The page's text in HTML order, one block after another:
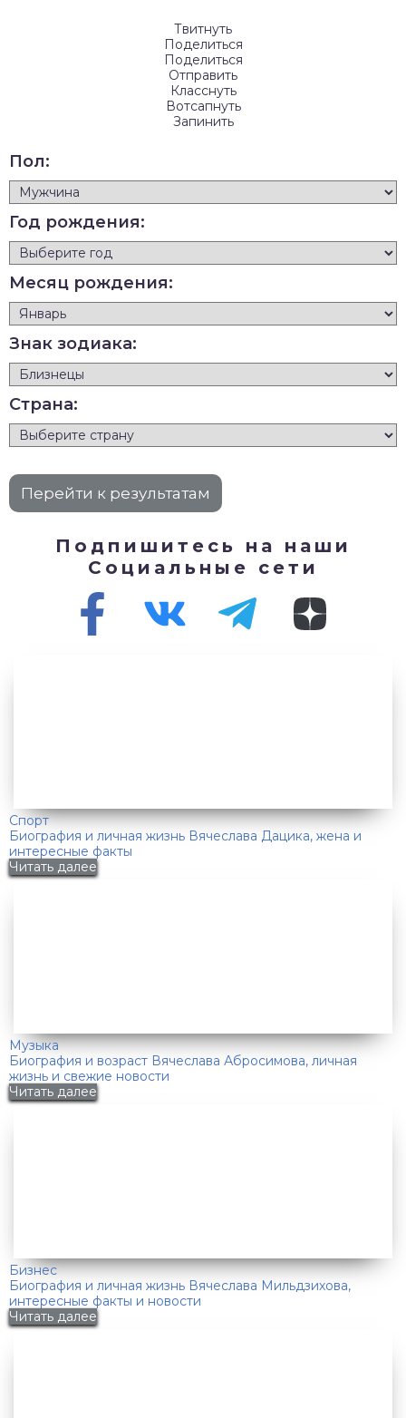
Твитнуть
Поделиться
Поделиться
Отправить
Класснуть
Вотсапнуть
Запинить
Пол:
Год рождения:
Месяц рождения:
Знак зодиака:
Страна:
Подпишитесь на наши
Социальные сети
Спорт
Биография и личная жизнь Вячеслава Дацика, жена и
интересные факты
Читать далее
Музыка
Биография и возраст Вячеслава Абросимова, личная
жизнь и свежие новости
Читать далее
Бизнес
Биография и личная жизнь Вячеслава Мильдзихова,
интересные факты и новости
Читать далее